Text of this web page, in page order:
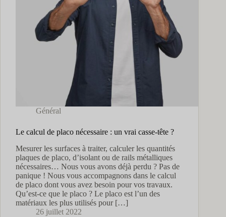
Général
Le calcul de placo nécessaire : un vrai casse-tête ?
Mesurer les surfaces à traiter, calculer les quantités
plaques de placo, d’isolant ou de rails métalliques
nécessaires… Nous vous avons déjà perdu ? Pas de
panique ! Nous vous accompagnons dans le calcul
de placo dont vous avez besoin pour vos travaux.
Qu’est-ce que le placo ? Le placo est l’un des
matériaux les plus utilisés pour […]
26 juillet 2022